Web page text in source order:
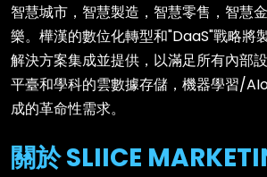
智慧城市，智慧製造，智慧零售，智慧
樂。樺漢的數位化轉型和"DaaS"戰略將
解決方案集成並提供，以滿足所有內部
平臺和學科的雲數據存儲，機器學習/
成的革命性需求。
關於 SLIICE